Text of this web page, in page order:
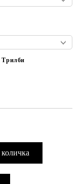
Трилби